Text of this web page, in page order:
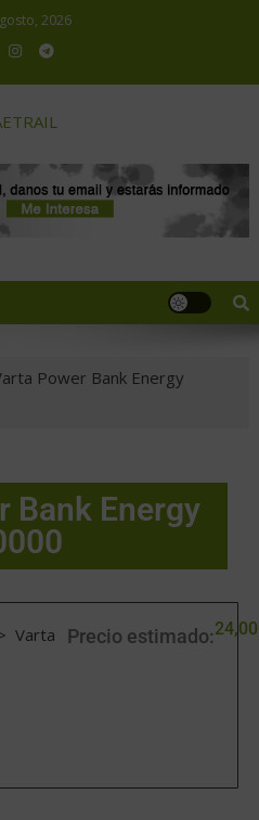
2026
Power Bank Energy
Bank Energy
Varta
Precio estimado:24,00